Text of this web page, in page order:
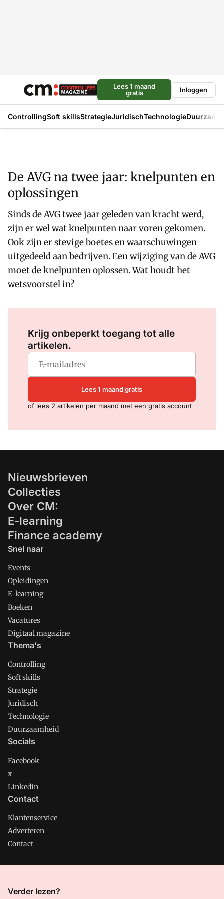
Lees 1 maand
gratis
Inloggen
ControllingSoft skillsStrategieJuridischTechnologie
De AVG na twee jaar: knelpunten en
oplossingen
Sinds de AVG twee jaar geleden van kracht werd,
zijn er wel wat knelpunten naar voren gekomen.
Ook zijn er stevige boetes en waarschuwingen
uitgedeeld aan bedrijven. Een wijziging van de AVG
moet de knelpunten oplossen. Wat houdt het
wetsvoorstel in?
Krijg onbeperkt toegang tot alle
artikelen.
Lees 1 maand gratis
of lees 2 artikelen per maand met een gratis account
Nieuwsbrieven
Collecties
Over CM:
E-learning
Finance academy
Snel naar
Events
Opleidingen
E-learning
Boeken
Vacatures
Digitaal magazine
Thema's
Controlling
Soft skills
Strategie
Juridisch
Technologie
Duurzaamheid
Socials
Facebook
x
Linkedin
Contact
Klantenservice
Adverteren
Contact
CMweb is onderdeel van VMN media. Lees in
Verder lezen?